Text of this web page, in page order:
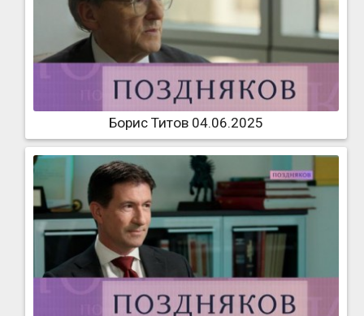
Борис Титов 04.06.2025